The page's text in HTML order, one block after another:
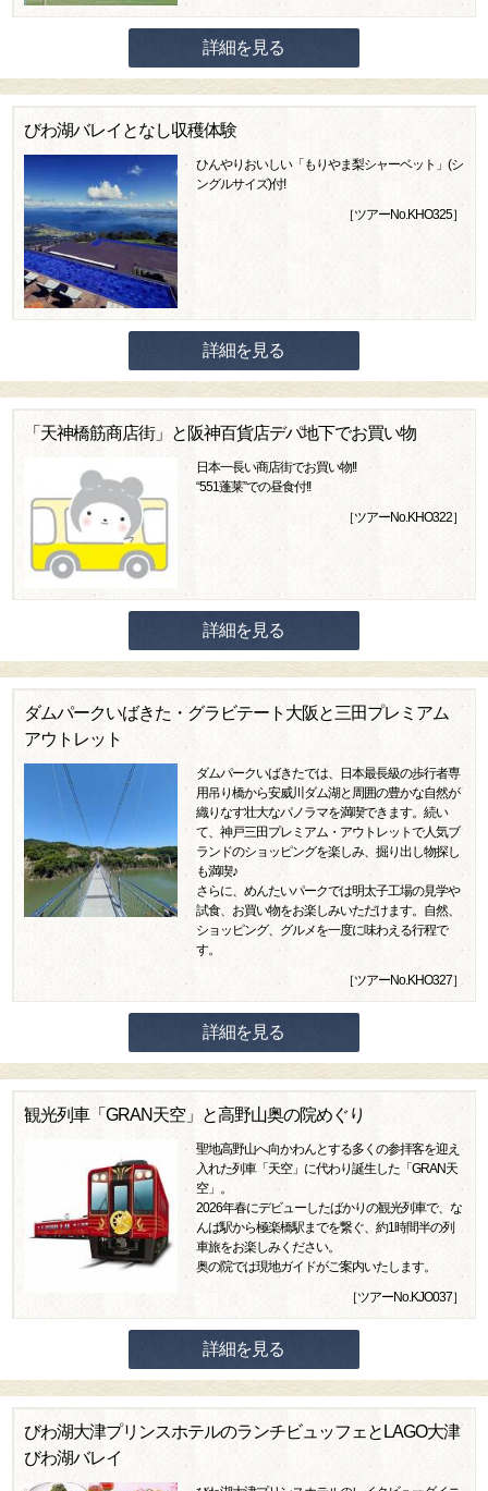
詳細を見る
びわ湖バレイとなし収穫体験
ひんやりおいしい「もりやま梨シャーベット」(シ
ングルサイズ)付!
［ツアーNo.KHO325］
詳細を見る
「天神橋筋商店街」と阪神百貨店デパ地下でお買い物
日本一長い商店街でお買い物!!
“551蓬莱”での昼食付!!
［ツアーNo.KHO322］
詳細を見る
ダムパークいばきた・グラビテート大阪と三田プレミアム
アウトレット
ダムパークいばきたでは、日本最長級の歩行者専
用吊り橋から安威川ダム湖と周囲の豊かな自然が
織りなす壮大なパノラマを満喫できます。続い
て、神戸三田プレミアム・アウトレットで人気ブ
ランドのショッピングを楽しみ、掘り出し物探し
も満喫♪
さらに、めんたいパークでは明太子工場の見学や
試食、お買い物をお楽しみいただけます。自然、
ショッピング、グルメを一度に味わえる行程で
す。
［ツアーNo.KHO327］
詳細を見る
観光列車「GRAN天空」と高野山奥の院めぐり
聖地高野山へ向かわんとする多くの参拝客を迎え
入れた列車「天空」に代わり誕生した「GRAN天
空」。
2026年春にデビューしたばかりの観光列車で、な
んば駅から極楽橋駅までを繋ぐ、約1時間半の列
車旅をお楽しみください。
奥の院では現地ガイドがご案内いたします。
［ツアーNo.KJO037］
詳細を見る
びわ湖大津プリンスホテルのランチビュッフェとLAGO大津
びわ湖バレイ